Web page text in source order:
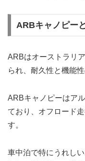
ARBキャノピー
ARBはオーストラリ
られ、耐久性と機能
ARBキャノピーはア
ており、オフロード
す。
車中泊で特にうれし